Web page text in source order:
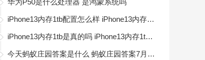
华为P50是什么处理器 是鸿蒙系统吗
iPhone13内存1tb配置怎么样 iPhone13内存1tb预计多少钱
iPhone13内存1tb是真的吗 iPhone13内存1tb有多大
今天蚂蚁庄园答案是什么 蚂蚁庄园答案7月27日汇总